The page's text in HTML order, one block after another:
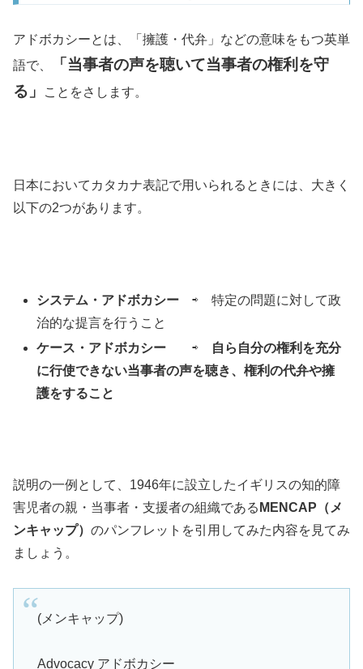
アドボカシーとは、「擁護・代弁」などの意味をもつ英単
語で、
「 当事者の声を聴いて当事者の権利を守
る 」 ことをさします。
日本においてカタカナ表記で用いられるときには、大きく
以下の2つがあります。
システム・アドボカシー ⇨ 特定の問題に対して政
治的な提言を行うこと
ケース・アドボカシー ⇨
自ら自分の権利を充分
に行使できない当事者の声を聴き、権利の代弁や擁
護をすること
説明の一例として、1946年に設立したイギリスの知的障
害児者の親・当事者・支援者の組織である MENCAP（メ
ンキャップ） のパンフレットを引用してみた内容を見てみ
ましょう。
(メンキャップ)
Advocacy アドボカシー